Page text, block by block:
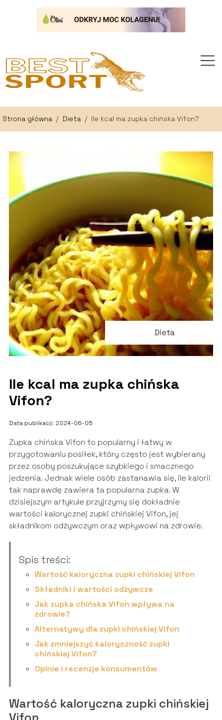
Strona główna / Dieta / Ile kcal ma zupka chińska Vifon?
Dieta
Ile kcal ma zupka chińska
Vifon?
Data publikacji: 2024-06-05
Zupka chińska Vifon to popularny i łatwy w
przygotowaniu posiłek, który często jest wybierany
przez osoby poszukujące szybkiego i smacznego
jedzenia. Jednak wiele osób zastanawia się, ile kalorii
tak naprawdę zawiera ta popularna zupka. W
dzisiejszym artykule przyjrzymy się dokładnie
wartości kalorycznej zupki chińskiej Vifon, jej
składnikom odżywczym oraz wpływowi na zdrowie.
Spis treści:
Wartość kaloryczna zupki chińskiej Vifon
Składniki i wartości odżywcze
Jak zupka chińska Vifon wpływa na
zdrowie?
Alternatywy dla zupki chińskiej Vifon
Jak zmniejszyć kaloryczność zupki
chińskiej Vifon?
Opinie i recenzje konsumentów
Wartość kaloryczna zupki chińskiej